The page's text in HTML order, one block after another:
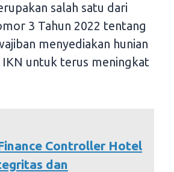
salah satu dari
3 Tahun 2022 tentang
menyediakan hunian
untuk terus meningkat
Controller Hotel
dan